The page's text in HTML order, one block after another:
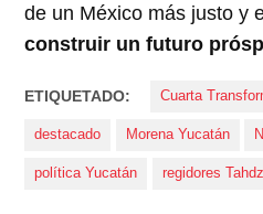
de un México más justo y
construir un futuro
ETIQUETADO: Cuarta
destacado Morena Yucatán
política Yucatán regidores